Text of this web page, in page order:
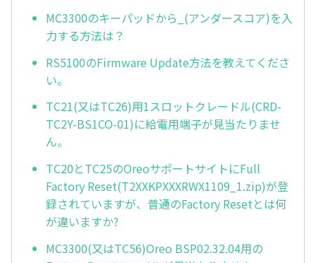
MC3300のキーパッドから_(アンダースコア)を入
力する方法は？
RS5100のFirmware Update方法を教えてくださ
い。
TC21(又はTC26)用1スロットクレードル(CRD-
TC2Y-BS1CO-01)に給電用端子が見当たりませ
ん。
TC20とTC25のOreoサポートサイトにFull
Factory Reset(T2XXKPXXXRWX1109_1.zip)が登
録されていますが、普通のFactory Resetとは何
が違いますか?
MC3300(又はTC56)Oreo BSP02.32.04用の